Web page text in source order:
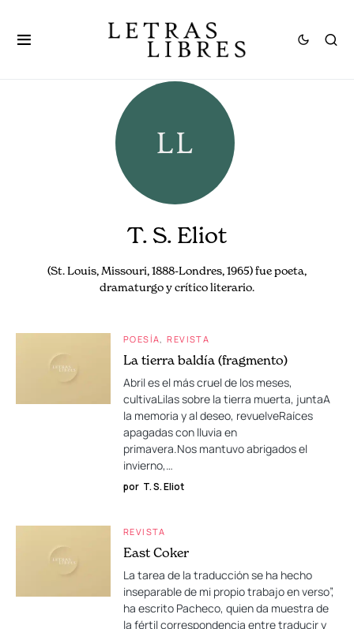
T. S. Eliot
(St. Louis, Missouri, 1888-Londres, 1965) fue poeta,
dramaturgo y crítico literario.
POESÍA REVISTA
La tierra baldía (fragmento)
Abril es el más cruel de los meses,
cultivaLilas sobre la tierra muerta, juntaA
la memoria y al deseo, revuelveRaíces
apagadas con lluvia en
primavera.Nos mantuvo abrigados el
invierno,…
por T. S. Eliot
REVISTA
East Coker
La tarea de la traducción se ha hecho
inseparable de mi propio trabajo en verso”,
ha escrito Pacheco, quien da muestra de
la fértil correspondencia entre traducir y